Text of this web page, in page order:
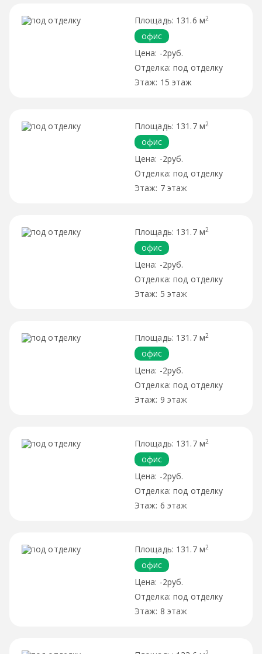
131.6 м2
офис
-2руб.
под отделку
15 этаж
131.7 м2
офис
-2руб.
под отделку
7 этаж
131.7 м2
офис
-2руб.
под отделку
5 этаж
131.7 м2
офис
-2руб.
под отделку
9 этаж
131.7 м2
офис
-2руб.
под отделку
6 этаж
131.7 м2
офис
-2руб.
под отделку
8 этаж